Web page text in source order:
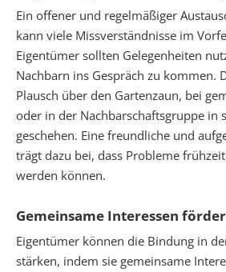
Ein offener und regelmäßiger
kann viele Missverständnisse im
Eigentümer sollten Gelegenheiten
Nachbarn ins Gespräch zu kommen.
Plausch über den Gartenzaun, bei
oder in der Nachbarschaftsgruppe in
geschehen. Eine freundliche und
trägt dazu bei, dass Probleme
werden können.
Gemeinsame Interessen
Eigentümer können die Bindung in
stärken, indem sie gemeinsame